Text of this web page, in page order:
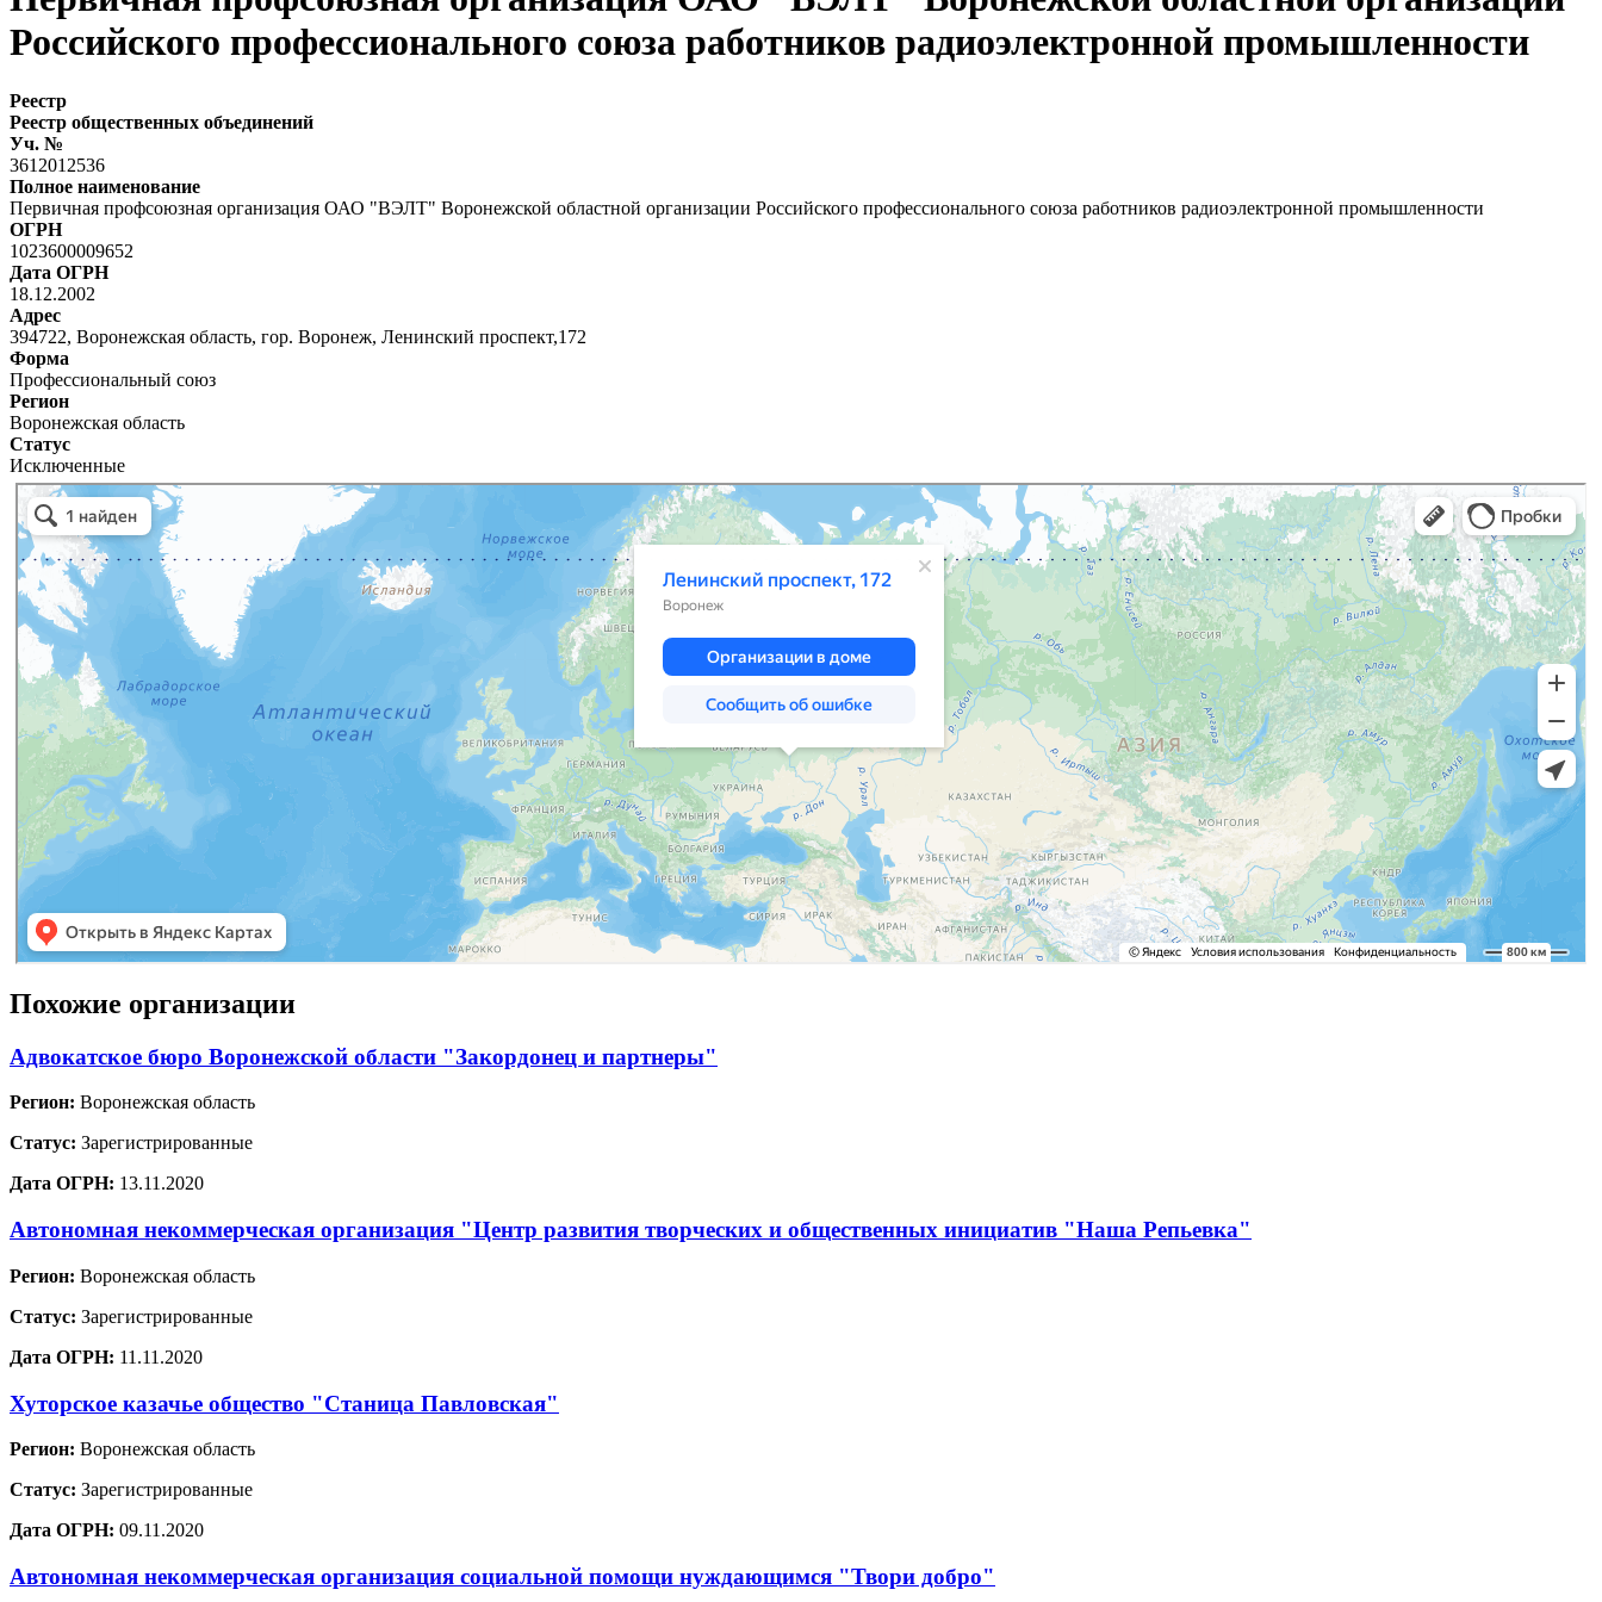
Российского профессионального союза работников радиоэлектронной промышленности
Реестр
Реестр общественных объединений
Уч. №
3612012536
Полное наименование
Первичная профсоюзная организация ОАО "ВЭЛТ" Воронежской областной организации Российского профессионального союза работников радиоэлектронной промышленности
ОГРН
1023600009652
Дата ОГРН
18.12.2002
Адрес
394722, Воронежская область, гор. Воронеж, Ленинский проспект,172
Форма
Профессиональный союз
Регион
Воронежская область
Статус
Исключенные
Похожие организации
Адвокатское бюро Воронежской области "Закордонец и партнеры"
Регион: Воронежская область
Статус: Зарегистрированные
Дата ОГРН: 13.11.2020
Автономная некоммерческая организация "Центр развития творческих и общественных инициатив "Наша Репьевка"
Регион: Воронежская область
Статус: Зарегистрированные
Дата ОГРН: 11.11.2020
Хуторское казачье общество "Станица Павловская"
Регион: Воронежская область
Статус: Зарегистрированные
Дата ОГРН: 09.11.2020
Автономная некоммерческая организация социальной помощи нуждающимся "Твори добро"